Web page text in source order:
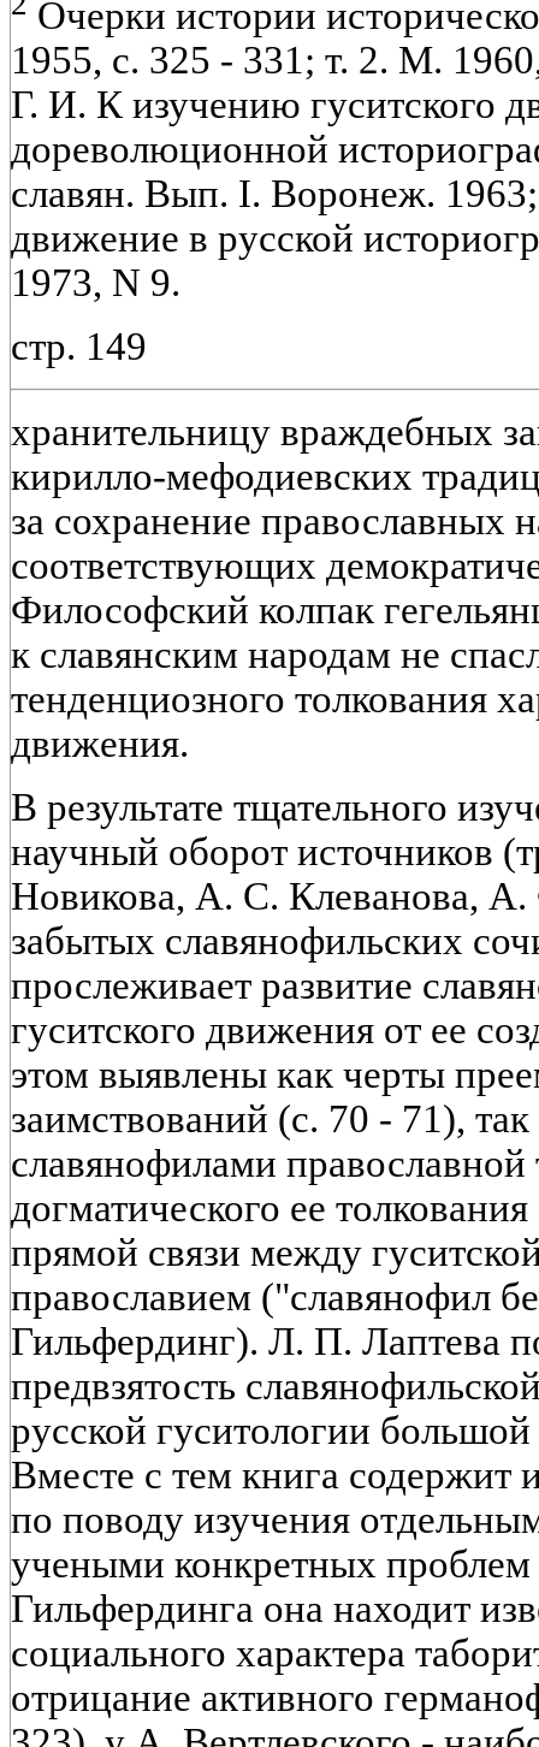
Очерки истории
1955, с. 325 - 331; т. 2. М.
Г. И. К изучению гуситского
дореволюционной
славян. Вып. I. Воронеж.
движение в русской
1973, N 9.
стр. 149
хранительницу враждебных
кирилло-мефодиевских
за сохранение православных
соответствующих
Философский колпак
к славянским народам не
тенденциозного толкования
движения.
В результате тщательного
научный оборот источников
Новикова, А. С. Клеванова,
забытых славянофильских
прослеживает развитие
гуситского движения от ее
этом выявлены как черты
заимствований (с. 70 - 71),
славянофилами православной
догматического ее
прямой связи между
православием ("славянофил
Гильфердинг). Л. П. Лаптева
предвзятость
русской гуситологии
Вместе с тем книга содержит
по поводу изучения
учеными конкретных проблем
Гильфердинга она находит
социального характера
отрицание активного